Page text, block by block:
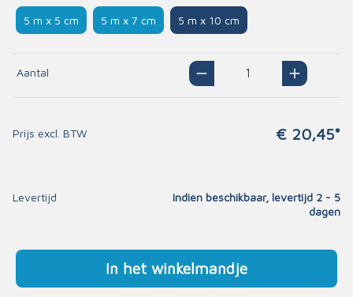
5 m x 5 cm 5 m x 7 cm 5 m x 10 cm
Aantal
Prijs excl. BTW € 20,45*
Levertijd
Indien beschikbaar, levertijd 2 - 5
dagen
In het winkelmandje